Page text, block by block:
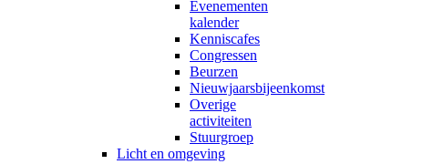
Evenementen
kalender
Kenniscafes
Congressen
Beurzen
Nieuwjaarsbijeenkomst
Overige
activiteiten
Stuurgroep
Licht en omgeving